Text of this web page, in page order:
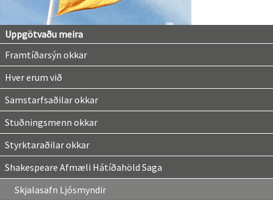
Uppgötvaðu meira
Framtíðarsýn okkar
Hver erum við
Samstarfsaðilar okkar
Stuðningsmenn okkar
Styrktaraðilar okkar
Shakespeare Afmæli Hátíðahöld Saga
Skjalasafn Ljósmyndir